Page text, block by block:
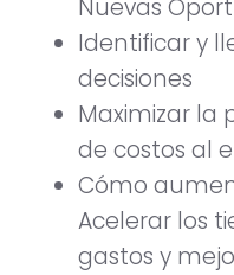
Nuevas
Identificar y
decisiones
Maximizar la
de costos al
Cómo
Acelerar los
gastos y